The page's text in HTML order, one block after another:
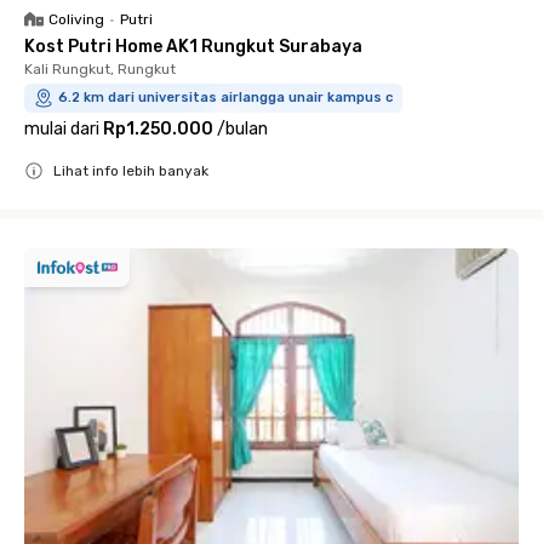
Coliving • Putri
Kost Putri Home AK1 Rungkut Surabaya
Kali Rungkut, Rungkut
6.2 km dari universitas airlangga unair kampus c
mulai dari Rp1.250.000 /bulan
Lihat info lebih banyak